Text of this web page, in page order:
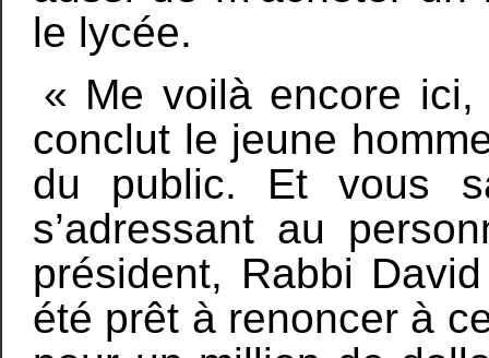
le lycée.
« Me voilà encore
conclut le jeune
du public. Et vous
s’adressant au
président, Rabbi
été prêt à renoncer à